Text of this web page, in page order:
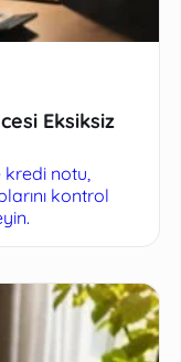
Eksiksiz
notu,
kontrol